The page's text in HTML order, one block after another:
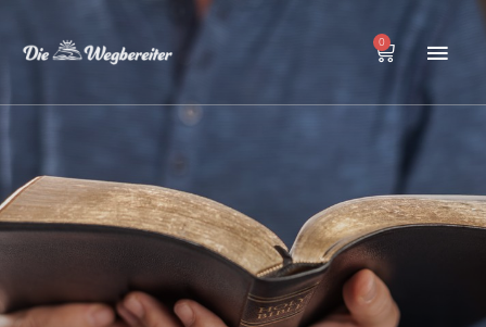
Inhalt
0
Warenkorb